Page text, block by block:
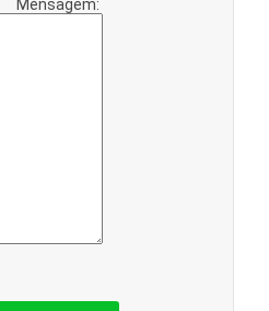
Mensagem: